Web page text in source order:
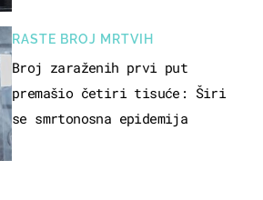
RASTE BROJ MRTVIH
Broj zaraženih prvi put
premašio četiri tisuće: Širi
se smrtonosna epidemija